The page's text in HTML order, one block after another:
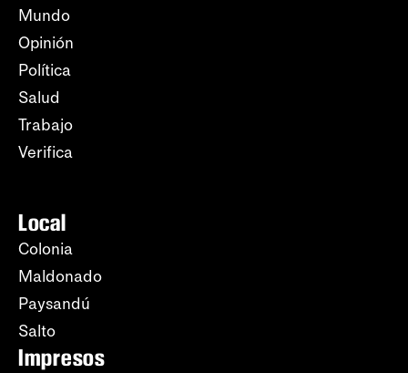
Mundo
Opinión
Política
Salud
Trabajo
Verifica
Local
Colonia
Maldonado
Paysandú
Salto
Impresos